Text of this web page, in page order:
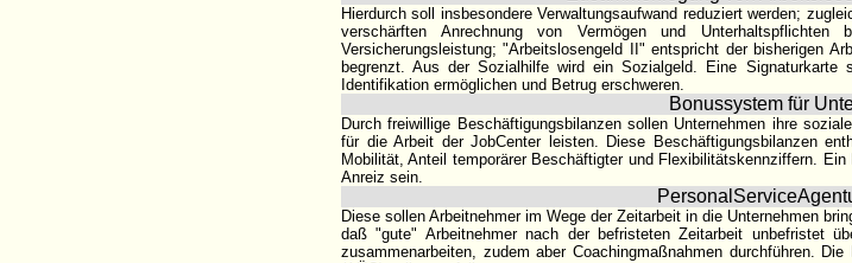
Hierdurch soll insbesondere Verwaltungsaufwand reduziert werden;
verschärften Anrechnung von Vermögen und
Versicherungsleistung; "Arbeitslosengeld II" entspricht der bisherigen
begrenzt. Aus der Sozialhilfe wird ein Sozialgeld. Eine Signaturkarte
Identifikation ermöglichen und Betrug erschweren.
Bonussystem für
Durch freiwillige Beschäftigungsbilanzen sollen Unternehmen ihre
für die Arbeit der JobCenter leisten. Diese Beschäftigungsbilanzen
Mobilität, Anteil temporärer Beschäftigter und Flexibilitätskennziffern.
Anreiz sein.
Diese sollen Arbeitnehmer im Wege der Zeitarbeit in die Unternehmen
daß "gute" Arbeitnehmer nach der befristeten Zeitarbeit unbefristet
zusammenarbeiten, zudem aber Coachingmaßnahmen durchführen.